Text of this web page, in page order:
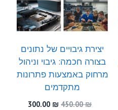
יצירת גיבויים של נתונים
בצורה חכמה: גיבוי וניהול
מרחוק באמצעות פתרונות
מתקדמים
450.00₪
המחיר
300.00 ₪
המחיר